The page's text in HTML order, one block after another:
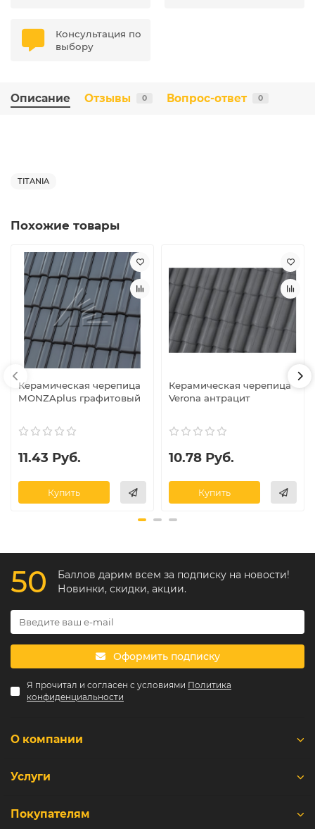
Консультация по
выбору
Описание Отзывы 0 Вопрос-ответ 0
TITANIA
Похожие товары
Керамическая черепица
MONZAplus графитовый
11.43 Руб.
Купить
Керамическая черепица
Verona антрацит
10.78 Руб.
Купить
50
Баллов дарим всем за подписку на новости!
Новинки, скидки, акции.
Оформить подписку
Я прочитал и согласен с условиями Политика
конфиденциальности
О компании
Услуги
Покупателям